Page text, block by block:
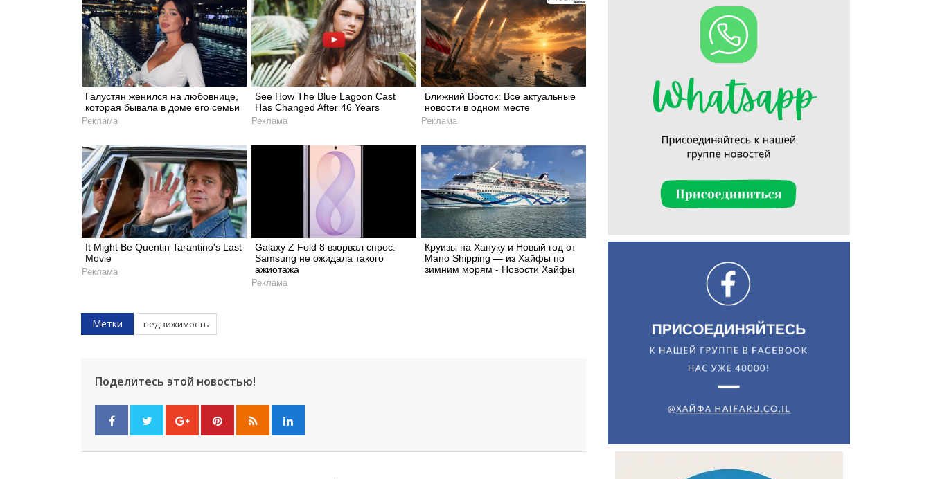
Искать
Галустян женился на любовнице,
которая бывала в доме его семьи
Реклама
See How The Blue Lagoon Cast
Has Changed After 46 Years
Реклама
Ближний Восток: Все актуальные
новости в одном месте
Реклама
It Might Be Quentin Tarantino's Last
Movie
Реклама
Galaxy Z Fold 8 взорвал спрос:
Samsung не ожидала такого
ажиотажа
Реклама
Круизы на Хануку и Новый год от
Mano Shipping — из Хайфы по
зимним морям - Новости Хайфы
Метки недвижимость
Поделитесь этой новостью!